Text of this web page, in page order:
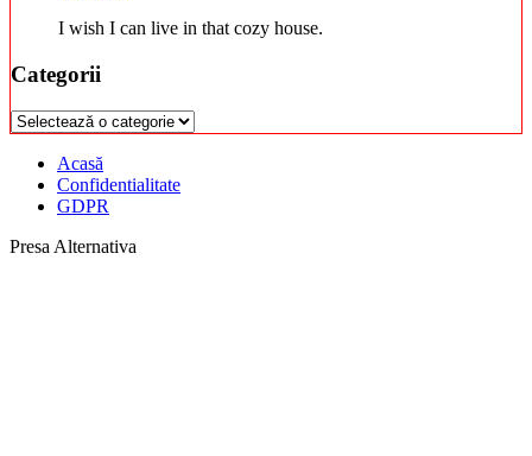
I wish I can live in that cozy house.
Categorii
Categorii
Acasă
Confidentialitate
GDPR
Presa Alternativa